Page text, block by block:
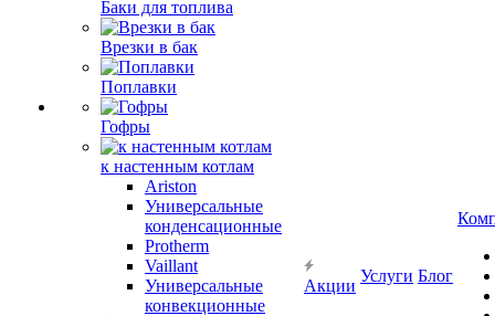
Баки для топлива
Врезки в бак
Поплавки
Гофры
к настенным котлам
Ariston
Универсальные
конденсационные
Protherm
Vaillant
Универсальные
конвекционные
Акции
Услуги Блог